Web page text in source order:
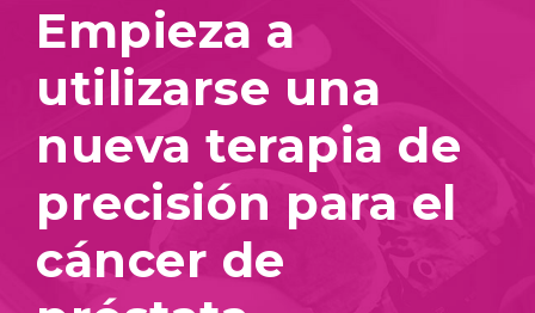
Empieza a
utilizarse una
nueva terapia de
precisión para el
cáncer de